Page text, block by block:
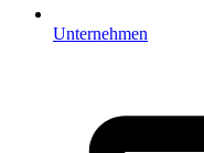
Unternehmen